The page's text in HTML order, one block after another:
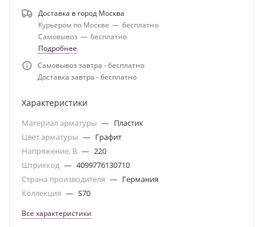
Доставка в город Москва
Курьером по Москве — бесплатно
Самовывоз — бесплатно
Подробнее
Самовывоз завтра - бесплатно
Доставка завтра - бесплатно
Характеристики
Материал арматуры — Пластик
Цвет арматуры — Графит
Напряжение, В — 220
Штрихкод — 4099776130710
Страна производителя — Германия
Коллекция — S70
Все характеристики